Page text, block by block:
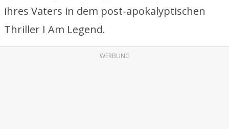
ihres Vaters in dem post-apokalyptischen
Thriller I Am Legend.
WERBUNG